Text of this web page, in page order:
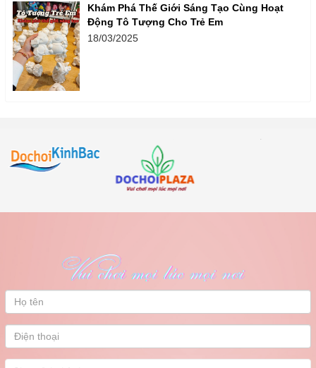
Khám Phá Thế Giới Sáng Tạo Cùng Hoạt
Động Tô Tượng Cho Trẻ Em
18/03/2025